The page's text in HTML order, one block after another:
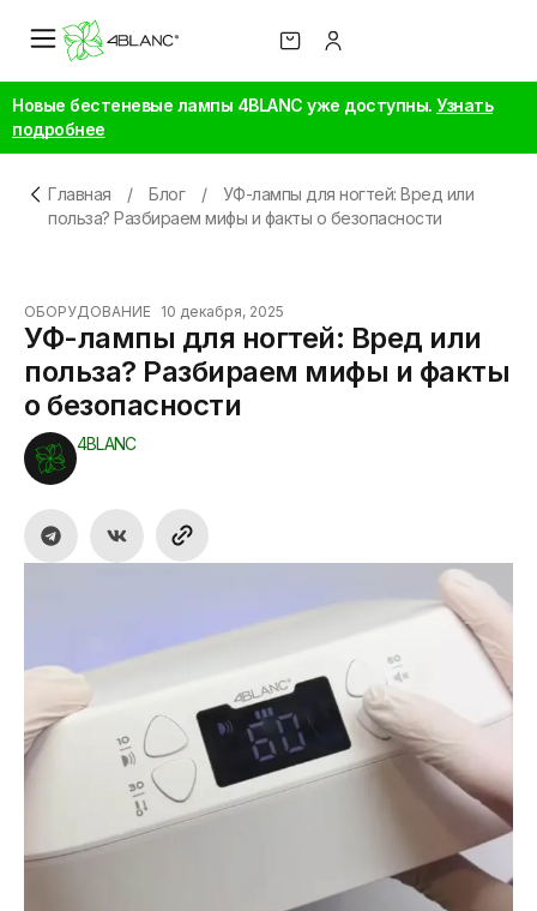
Новые бестеневые лампы 4BLANC уже доступны. Узнать
подробнее
Главная / Блог /
УФ-лампы для ногтей: Вред или
польза? Разбираем мифы и факты о безопасности
ОБОРУДОВАНИЕ 10 декабря, 2025
УФ-лампы для ногтей: Вред или
польза? Разбираем мифы и факты
о безопасности
4BLANC